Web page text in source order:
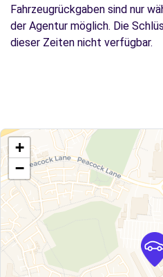
Fahrzeugrückgaben sind nur
der Agentur möglich. Die
dieser Zeiten nicht verfügbar.
+
−